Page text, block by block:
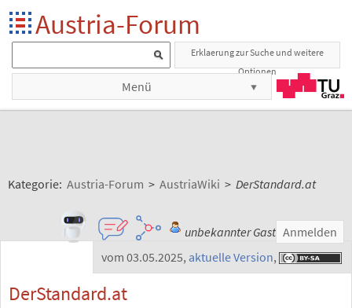
Austria-Forum
Erklaerung zur Suche und weitere
Optionen
Menü
Kategorie: Austria-Forum > AustriaWiki > DerStandard.at
unbekannter Gast Anmelden
vom 03.05.2025, aktuelle Version,
DerStandard.at